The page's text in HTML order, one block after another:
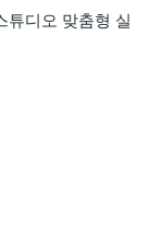
튜디오 맞춤형 실